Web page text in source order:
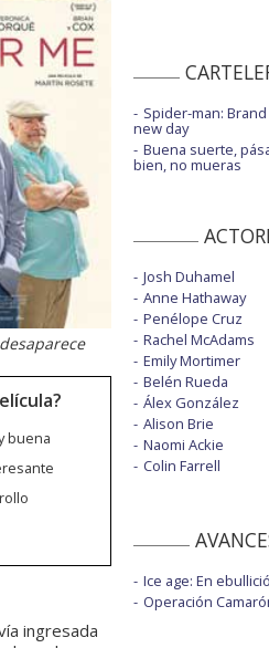
buena
ingresada
Spider-man: Brand
new day
Buena suerte,
bien, no mueras
Josh Duhamel
Anne Hathaway
Penélope Cruz
Rachel McAdams
Emily Mortimer
Belén Rueda
Álex González
Alison Brie
Naomi Ackie
Colin Farrell
Ice age: En
Operación